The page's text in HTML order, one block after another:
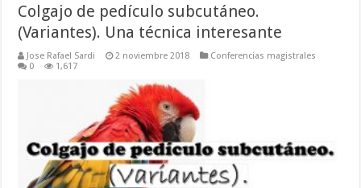
Colgajo de pedículo subcutáneo.
(Variantes). Una técnica interesante
Jose Rafael Sardi 2 noviembre 2018
Conferencias magistrales
0
1,617